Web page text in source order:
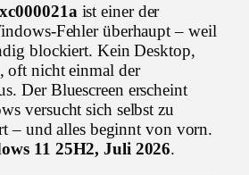
ist einer der
Fehler überhaupt – weil
blockiert. Kein Desktop,
oft nicht einmal der
Der Bluescreen erscheint
versucht sich selbst zu
– und alles beginnt von vorn.
11 25H2, Juli 2026.